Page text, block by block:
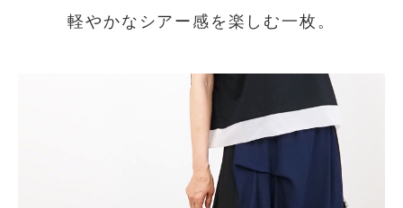
軽やかなシアー感を楽しむ一枚。